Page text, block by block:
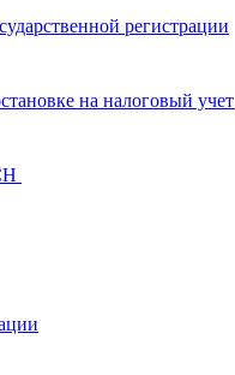
регистрации
на налоговый учет